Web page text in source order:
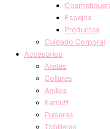
Espejos
Productos
Cuidado Corporal
Accesorios
Aretes
Collares
Anillos
Earcuff
Pulseras
Tobilleras